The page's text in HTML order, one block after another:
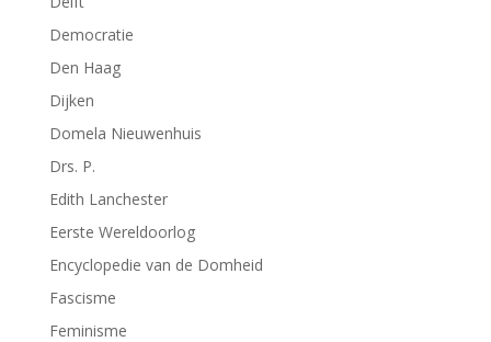
Democratie
Den Haag
Dijken
Domela Nieuwenhuis
Drs. P.
Edith Lanchester
Eerste Wereldoorlog
Encyclopedie van de Domheid
Fascisme
Feminisme